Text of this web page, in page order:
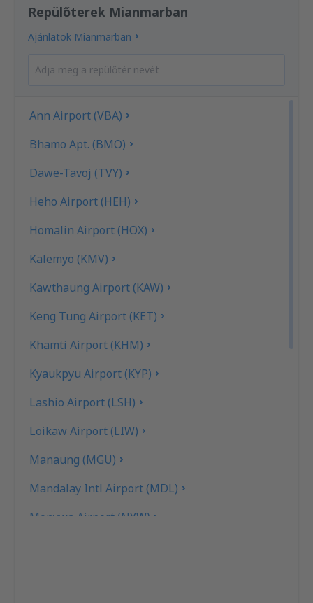
Repülőterek Mianmarban
Ajánlatok Mianmarban
Ann Airport (VBA)
Bhamo Apt. (BMO)
Dawe-Tavoj (TVY)
Heho Airport (HEH)
Homalin Airport (HOX)
Kalemyo (KMV)
Kawthaung Airport (KAW)
Keng Tung Airport (KET)
Khamti Airport (KHM)
Kyaukpyu Airport (KYP)
Lashio Airport (LSH)
Loikaw Airport (LIW)
Manaung (MGU)
Mandalay Intl Airport (MDL)
Monywa Airport (NYW)